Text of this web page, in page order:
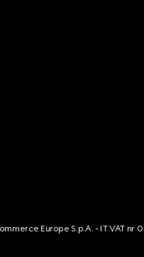
Europe S.p.A. - IT VAT